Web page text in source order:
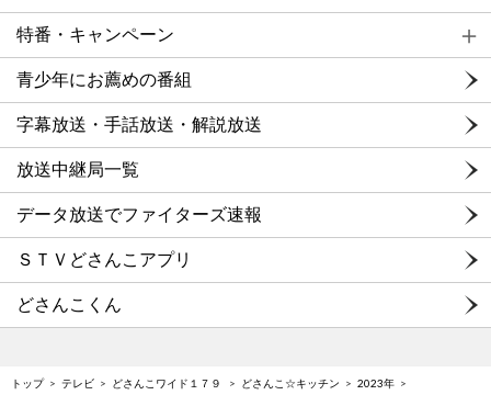
特番・キャンペーン
青少年にお薦めの番組
字幕放送・手話放送・解説放送
放送中継局一覧
データ放送でファイターズ速報
ＳＴＶどさんこアプリ
どさんこくん
トップ テレビ どさんこワイド１７９ どさんこ☆キッチン
2023年